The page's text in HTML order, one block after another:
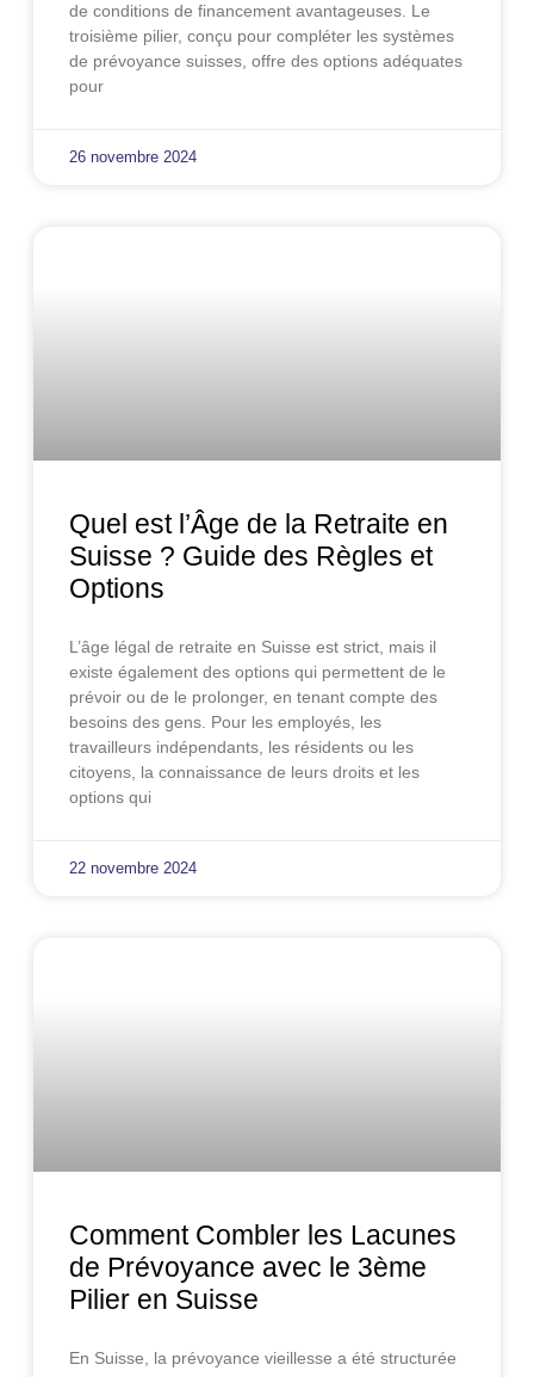
de conditions de financement avantageuses. Le
troisième pilier, conçu pour compléter les systèmes
de prévoyance suisses, offre des options adéquates
pour
26 novembre 2024
Quel est l’Âge de la Retraite en
Suisse ? Guide des Règles et
Options
L’âge légal de retraite en Suisse est strict, mais il
existe également des options qui permettent de le
prévoir ou de le prolonger, en tenant compte des
besoins des gens. Pour les employés, les
travailleurs indépendants, les résidents ou les
citoyens, la connaissance de leurs droits et les
options qui
22 novembre 2024
Comment Combler les Lacunes
de Prévoyance avec le 3ème
Pilier en Suisse
En Suisse, la prévoyance vieillesse a été structurée